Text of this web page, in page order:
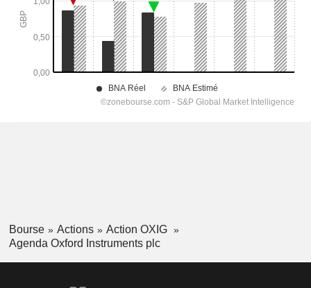
Bourse Actions
Action OXIG
Agenda Oxford Instruments plc